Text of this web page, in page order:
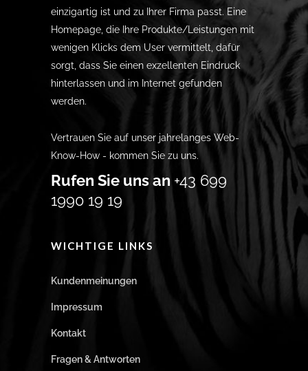
einzigartig ist und zu Ihrer Firma passt. Eine
Homepage, die Ihre Produkte/Leistungen mit
wenigen Klicks dem User vermittelt, dafür
sorgt, dass Sie einen exzellenten Eindruck
hinterlassen und im Internet gefunden
werden.
Vertrauen Sie auf unser jahrelanges Web-
Know-How - kommen Sie zu uns.
Rufen Sie uns an +43 699
1990 19 19
WICHTIGE LINKS
Kundenmeinungen
Impressum
Kontakt
Fragen & Antworten